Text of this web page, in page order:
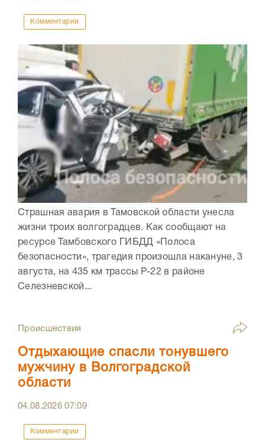
Комментарии
Страшная авария в Тамовской области унесла
жизни троих волгоградцев. Как сообщают на
ресурсе Тамбовского ГИБДД «Полоса
безопасности», трагедия произошла накануне, 3
августа, на 435 км трассы Р-22 в районе
Селезневской...
Происшествия
Отдыхающие спасли тонувшего
мужчину в Волгоградской
области
04.08.202607:09
Комментарии